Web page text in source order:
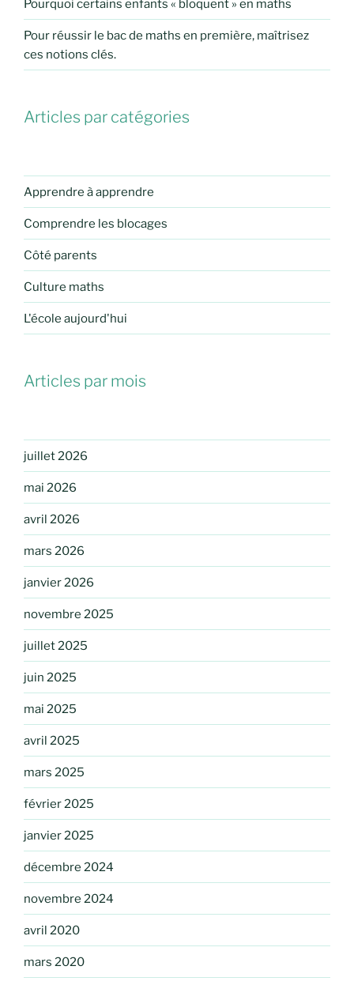
Pourquoi certains enfants « bloquent » en maths
Pour réussir le bac de maths en première, maîtrisez
ces notions clés.
Articles par catégories
Apprendre à apprendre
Comprendre les blocages
Côté parents
Culture maths
L'école aujourd'hui
Articles par mois
juillet 2026
mai 2026
avril 2026
mars 2026
janvier 2026
novembre 2025
juillet 2025
juin 2025
mai 2025
avril 2025
mars 2025
février 2025
janvier 2025
décembre 2024
novembre 2024
avril 2020
mars 2020